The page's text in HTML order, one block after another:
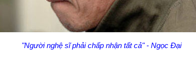
"Người nghệ sĩ phải chấp nhận tất cả" - Ngọc Đại